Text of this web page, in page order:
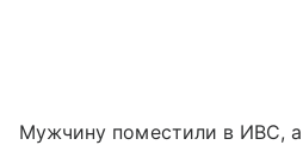
Мужчину поместили в ИВС, а